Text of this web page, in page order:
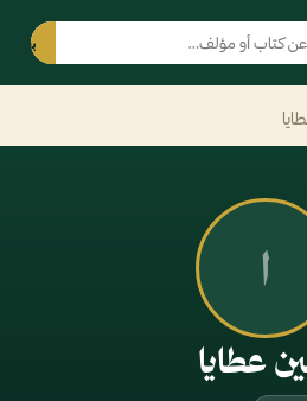
بحث
ا
عطايا